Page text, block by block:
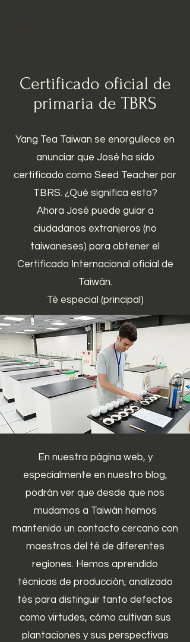
Certificado oficial de
primaria de TBRS
Yang Tea Taiwan se enorgullece en
anunciar que José ha sido
certificado como Seed Teacher por
TBRS. ¿Qué significa esto?
Ahora José puede guiar a
ciudadanos extranjeros (no
taiwaneses) para obtener el
Certificado Internacional oficial de
Taiwán.
Té especial (principal)
En nuestra página web, y
especialmente en nuestro blog,
podrán ver que desde que nos
mudamos a Taiwán hemos
mantenido un contacto cercano con
maestros del té de diferentes
regiones. Hemos aprendido
técnicas de producción, analizado
tés para distinguir tanto defectos
como virtudes, cómo cultivan sus
plantaciones y sus perspectivas